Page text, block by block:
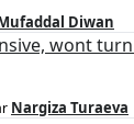
Diwan
wont
Nargiza Turaeva